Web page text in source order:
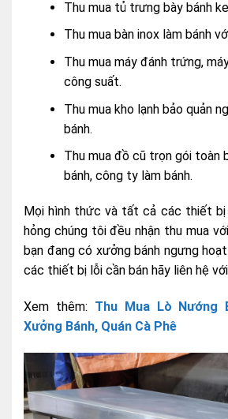
Thu mua tủ trưng bày bánh
Thu mua bàn inox làm bánh
Thu mua máy đánh trứng,
công suất.
Thu mua kho lạnh bảo quản
bánh.
Thu mua đồ cũ trọn gói toàn
bánh, công ty làm bánh.
Mọi hình thức và tất cả các thiết bị
hỏng chúng tôi đều nhận thu mua
bạn đang có xưởng bánh ngưng
các thiết bị lỗi cần bán hãy liên hệ
Xem thêm: Thu Mua Lò Nướng
Xưởng Bánh, Quán Cà Phê